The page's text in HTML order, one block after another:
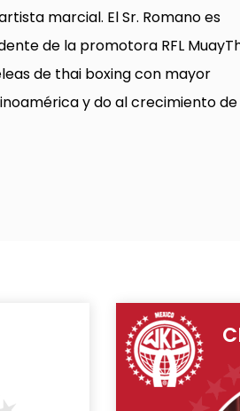
marcial. El Sr. Romano es
de la promotora RFL
de thai boxing con mayor
y do al crecimiento